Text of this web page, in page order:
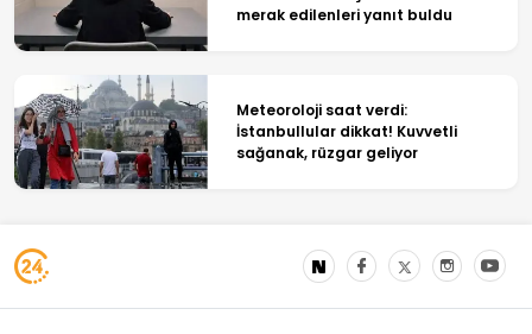
merak edilenleri yanıt buldu
Meteoroloji saat verdi:
İstanbullular dikkat! Kuvvetli
sağanak, rüzgar geliyor